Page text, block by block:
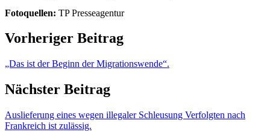
Fotoquellen: TP Presseagentur
Vorheriger Beitrag
„Das ist der Beginn der Migrationswende“.
Nächster Beitrag
Auslieferung eines wegen illegaler Schleusung Verfolgten nach
Frankreich ist zulässig.